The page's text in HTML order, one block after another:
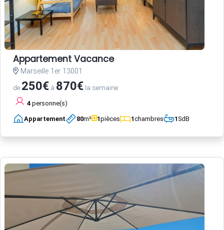
Appartement Vacance
Marseille 1er 13001
de 250€ à 870€ la semaine
4 personne(s)
Appartement 80m² 1pièces 1chambres 1SdB